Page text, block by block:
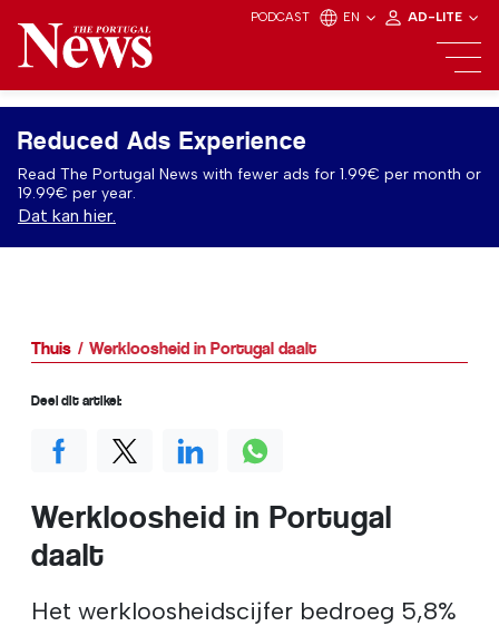
PODCAST EN AD-LITE
Reduced Ads Experience
Read The Portugal News with fewer ads for 1.99€ per month or
19.99€ per year.
Dat kan hier.
Thuis Werkloosheid in Portugal daalt
Werkloosheid in Portugal
daalt
Het werkloosheidscijfer bedroeg 5,8%
Deel dit artikel: